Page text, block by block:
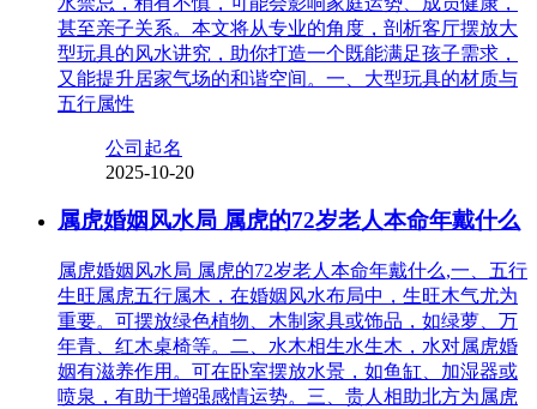
甚至亲子关系。本文将从专业的角度，剖析客厅摆放大
型玩具的风水讲究，助你打造一个既能满足孩子需求，
又能提升居家气场的和谐空间。一、大型玩具的材质与
五行属性
公司起名
2025-10-20
属虎婚姻风水局 属虎的72岁老人本命年戴什么
属虎婚姻风水局 属虎的72岁老人本命年戴什么,一、五行
生旺属虎五行属木，在婚姻风水布局中，生旺木气尤为
重要。可摆放绿色植物、木制家具或饰品，如绿萝、万
年青、红木桌椅等。二、水木相生水生木，水对属虎婚
姻有滋养作用。可在卧室摆放水景，如鱼缸、加湿器或
喷泉，有助于增强感情运势。三、贵人相助北方为属虎